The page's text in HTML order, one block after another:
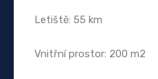
Letiště: 55 km
Vnitřní prostor: 200 m2